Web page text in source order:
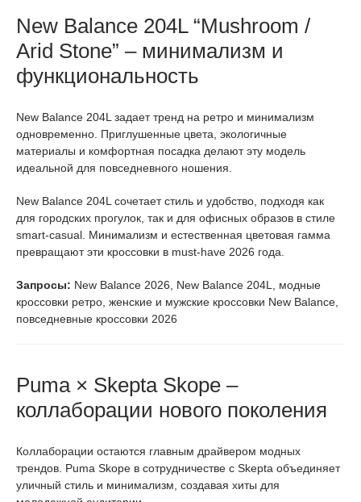
New Balance 204L “Mushroom /
Arid Stone” – минимализм и
функциональность
New Balance 204L задает тренд на ретро и минимализм
одновременно. Приглушенные цвета, экологичные
материалы и комфортная посадка делают эту модель
идеальной для повседневного ношения.
New Balance 204L сочетает стиль и удобство, подходя как
для городских прогулок, так и для офисных образов в стиле
smart-casual. Минимализм и естественная цветовая гамма
превращают эти кроссовки в must-have 2026 года.
Запросы: New Balance 2026, New Balance 204L, модные
кроссовки ретро, женские и мужские кроссовки New Balance,
повседневные кроссовки 2026
Puma × Skepta Skope –
коллаборации нового поколения
Коллаборации остаются главным драйвером модных
трендов. Puma Skope в сотрудничестве с Skepta объединяет
уличный стиль и минимализм, создавая хиты для